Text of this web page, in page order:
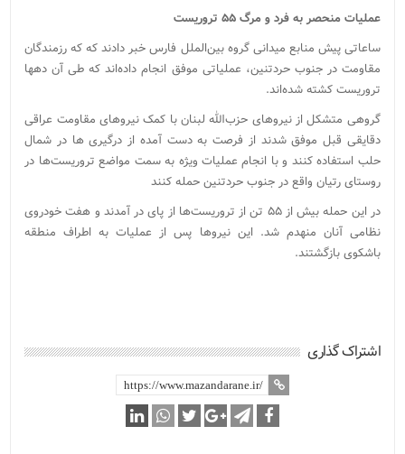
عملیات منحصر به فرد و مرگ ۵۵ تروریست
ساعاتی پیش منابع میدانی گروه بین‌الملل فارس خبر دادند که که رزمندگان
مقاومت در جنوب حردتنین، عملیاتی موفق انجام داده‌اند که طی آن دهها
تروریست کشته شده‌اند.
گروهی متشکل از نیروهای حزب‌الله لبنان با کمک نیروهای مقاومت عراقی
دقایقی قبل موفق شدند از فرصت به دست آمده از درگیری ها در شمال
حلب استفاده کنند و با انجام عملیات ویژه به سمت مواضع تروریست‌ها در
روستای رتیان واقع در جنوب حردتنین حمله کنند
در این حمله بیش از ۵۵ تن از تروریست‌ها از پای در آمدند و هفت خودروی
نظامی آنان منهدم شد. این نیروها پس از عملیات به اطراف منطقه
باشکوی بازگشتند.
اشتراک گذاری